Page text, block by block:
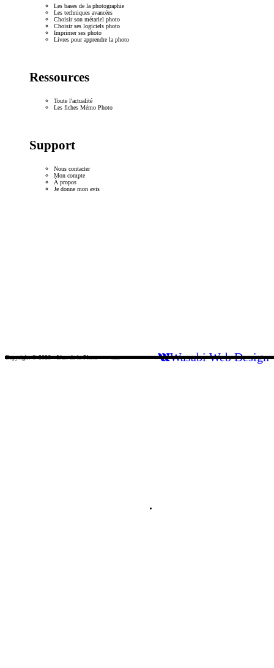
Les bases de la photographie
Les techniques avancées
Choisir son métariel photo
Choisir ses logiciels photo
Imprimer ses photo
Livres pour apprendre la photo
Ressources
Toute l'actualité
Les fiches Mémo Photo
Support
Nous contacter
Mon compte
À propos
Je donne mon avis
Copyright © 2026 • L’art de la Photo Wasabi Web Design